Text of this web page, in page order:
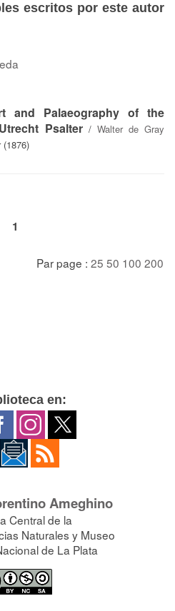
escritos por este autor
and Palaeography of the
Psalter/ Walter de Gray
1
Par page : 25 50 100 200
en:
Ameghino
Central de la
Naturales y Museo
de La Plata